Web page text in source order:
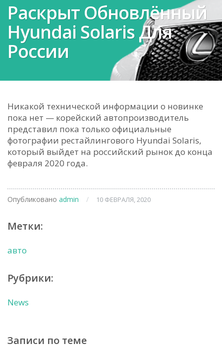
Раскрыт Обновлённый
Hyundai Solaris Для
России
Никакой технической информации о новинке
пока нет — корейский автопроизводитель
представил пока только официальные
фотографии рестайлингового Hyundai Solaris,
который выйдет на российский рынок до конца
февраля 2020 года.
Опубликовано admin / 10 ФЕВРАЛЯ, 2020
Метки:
авто
Рубрики:
News
Записи по теме